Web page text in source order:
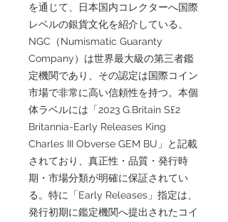
を通じて、日本国内コレクターへ国際
レベルの銀貨文化を紹介している。
NGC（Numismatic Guaranty
Company）は世界最大級の第三者鑑
定機関であり、その認定は国際コイン
市場で非常に高い信頼性を持つ。本個
体ラベルには「2023 G.Britain S£2
Britannia-Early Releases King
Charles III Obverse GEM BU」と記載
されており、真正性・品質・発行時
期・市場分類が明確に保証されてい
る。特に「Early Releases」指定は、
発行初期に鑑定機関へ提出されたコイ